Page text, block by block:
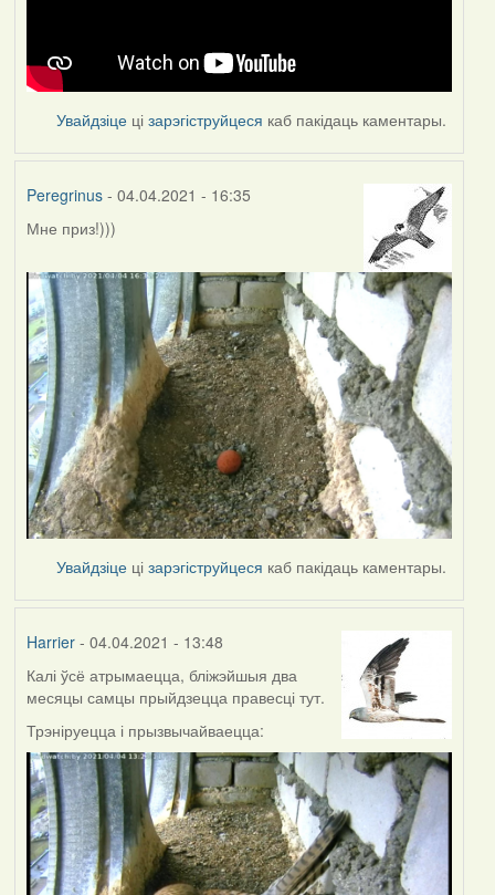
Увайдзіце цізарэгіструйцеся каб пакідаць каментары.
Peregrinus- 04.04.2021 - 16:35
Мне приз!)))
Увайдзіце цізарэгіструйцеся каб пакідаць каментары.
Harrier- 04.04.2021 - 13:48
Калі ўсё атрымаецца, бліжэйшыя два
месяцы самцы прыйдзецца правесці тут.
Трэніруецца і прызвычайваецца: